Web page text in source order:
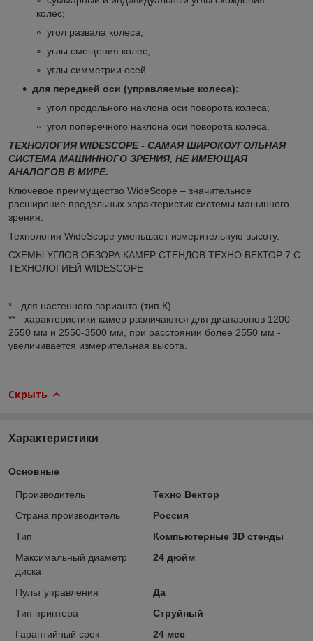
колес;
угол развала колеса;
углы смещения колес;
углы симметрии осей.
для передней оси (управляемые колеса):
угол продольного наклона оси поворота колеса;
угол поперечного наклона оси поворота колеса.
ТЕХНОЛОГИЯ WIDESCOPE - САМАЯ ШИРОКОУГОЛЬНАЯ
СИСТЕМА МАШИННОГО ЗРЕНИЯ, НЕ ИМЕЮЩАЯ
АНАЛОГОВ В МИРЕ.
Ключевое преимущество WideScope – значительное
расширение предельных характеристик системы машинного
зрения.
Технология WideScope уменьшает измерительную высоту.
СХЕМЫ УГЛОВ ОБЗОРА КАМЕР СТЕНДОВ ТЕХНО ВЕКТОР 7 С
ТЕХНОЛОГИЕЙ WIDESCOPE
* - для настенного варианта (тип К).
** - характеристики камер различаются для диапазонов 1200-
2550 мм и 2550-3500 мм, при расстоянии более 2550 мм -
увеличивается измерительная высота.
Скрыть
Характеристики
Основные
Производитель
Техно Вектор
Страна производитель
Россия
Тип
Компьютерные 3D стенды
Максимальный диаметр
диска
24 дюйм
Пульт управления
Да
Тип принтера
Струйный
Гарантийный срок
24 мес